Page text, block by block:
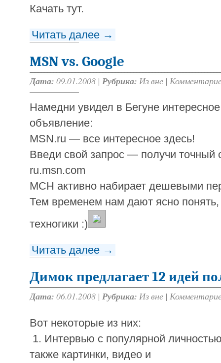
Качать тут.
Читать далее →
MSN vs. Google
Дата: 09.01.2008 | Рубрика: Из вне |
Намедни увидел в Бегуне
объявление:
MSN.ru — все интересное здесь!
Введи свой запрос — получи точный
ru.msn.com
МСН активно набирает дешевыми
Тем временем нам дают ясно понять,
техногики :)
Читать далее →
Димок предлагает 12 идей
Дата: 06.01.2008 | Рубрика: Из вне |
Вот некоторые из них:
1. Интервью с популярной
также картинки, видео и